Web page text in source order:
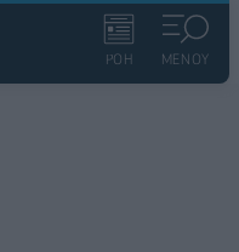
ΡΟΗ ΜΕΝΟΥ